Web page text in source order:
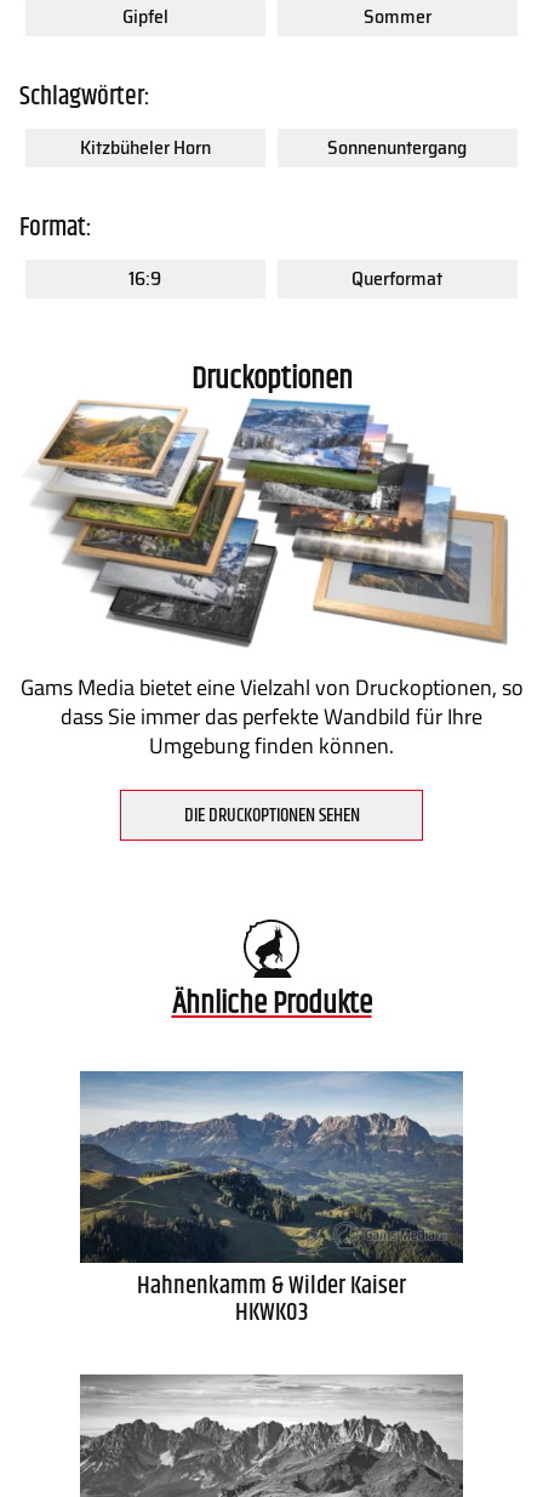
Gipfel Sommer
Schlagwörter:
Kitzbüheler Horn Sonnenuntergang
Format:
16:9 Querformat
Druckoptionen
Gams Media bietet eine Vielzahl von Druckoptionen, so
dass Sie immer das perfekte Wandbild für Ihre
Umgebung finden können.
DIE DRUCKOPTIONEN SEHEN
Ähnliche Produkte
Hahnenkamm & Wilder Kaiser
HKWK03